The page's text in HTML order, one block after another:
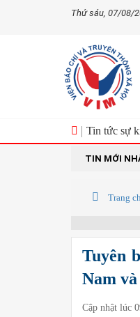
Thứ sáu, 07/08/
Tin tức sự
TIN MỚI
Trang
Tuyên
Nam
Cập nhật lúc